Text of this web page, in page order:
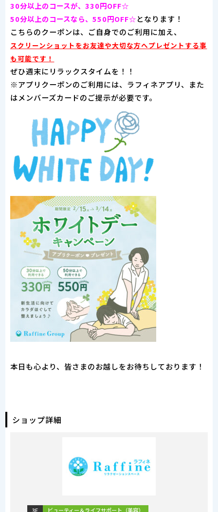
30分以上のコースが、330円OFF☆
50分以上のコースなら、550円OFF☆となります！
こちらのクーポンは、ご自身でのご利用に加え、
スクリーンショットをお友達や大切な方へプレゼントする事
も可能です！
ぜひ週末にリラックスタイムを！！
※アプリクーポンのご利用には、ラフィネアプリ、また
はメンバーズカードのご提示が必要です。
本日も心より、皆さまのお越しをお待ちしております！
ショップ詳細
3F ビューティー＆ライフサポート（美容）